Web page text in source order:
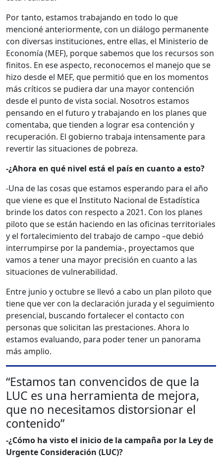
Por tanto, estamos trabajando en todo lo que
mencioné anteriormente, con un diálogo permanente
con diversas instituciones, entre ellas, el Ministerio de
Economía (MEF), porque sabemos que los recursos son
finitos. En ese aspecto, reconocemos el manejo que se
hizo desde el MEF, que permitió que en los momentos
más críticos se pudiera dar una mayor contención
desde el punto de vista social. Nosotros estamos
pensando en el futuro y trabajando en los planes que
comentaba, que tienden a lograr esa contención y
recuperación. El gobierno trabaja intensamente para
revertir las situaciones de pobreza.
-¿Ahora en qué nivel está el país en cuanto a esto?
-Una de las cosas que estamos esperando para el año
que viene es que el Instituto Nacional de Estadística
brinde los datos con respecto a 2021. Con los planes
piloto que se están haciendo en las oficinas territoriales
y el fortalecimiento del trabajo de campo –que debió
interrumpirse por la pandemia-, proyectamos que
vamos a tener una mayor precisión en cuanto a las
situaciones de vulnerabilidad.
Entre junio y octubre se llevó a cabo un plan piloto que
tiene que ver con la declaración jurada y el seguimiento
presencial, buscando fortalecer el contacto con
personas que solicitan las prestaciones. Ahora lo
estamos evaluando, para poder tener un panorama
más amplio.
“Estamos tan convencidos de que la
LUC es una herramienta de mejora,
que no necesitamos distorsionar el
contenido”
-¿Cómo ha visto el inicio de la campaña por la Ley de
Urgente Consideración (LUC)?